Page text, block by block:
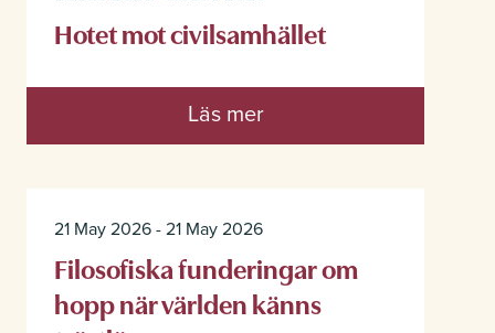
Hotet mot civilsamhället
Läs mer
21 May 2026 - 21 May 2026
Filosofiska funderingar om
hopp när världen känns